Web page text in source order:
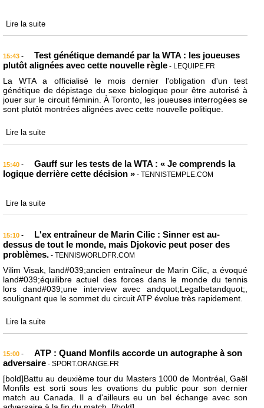
Lire la suite
15:43 -
Test génétique demandé par la WTA : les joueuses
plutôt alignées avec cette nouvelle règle - LEQUIPE.FR
La WTA a officialisé le mois dernier l'obligation d'un test
génétique de dépistage du sexe biologique pour être autorisé à
jouer sur le circuit féminin. À Toronto, les joueuses interrogées se
sont plutôt montrées alignées avec cette nouvelle politique.
Lire la suite
15:40 -
Gauff sur les tests de la WTA : « Je comprends la
logique derrière cette décision » - TENNISTEMPLE.COM
Lire la suite
15:10 -
L'ex entraîneur de Marin Cilic : Sinner est au-
dessus de tout le monde, mais Djokovic peut poser des
problèmes. - TENNISWORLDFR.COM
Vilim Visak, land#039;ancien entraîneur de Marin Cilic, a évoqué
land#039;équilibre actuel des forces dans le monde du tennis
lors dand#039;une interview avec andquot;Legalbetandquot;,
soulignant que le sommet du circuit ATP évolue très rapidement.
Lire la suite
15:00 -
ATP : Quand Monfils accorde un autographe à son
adversaire - SPORT.ORANGE.FR
[bold]Battu au deuxième tour du Masters 1000 de Montréal, Gaël
Monfils est sorti sous les ovations du public pour son dernier
match au Canada. Il a d'ailleurs eu un bel échange avec son